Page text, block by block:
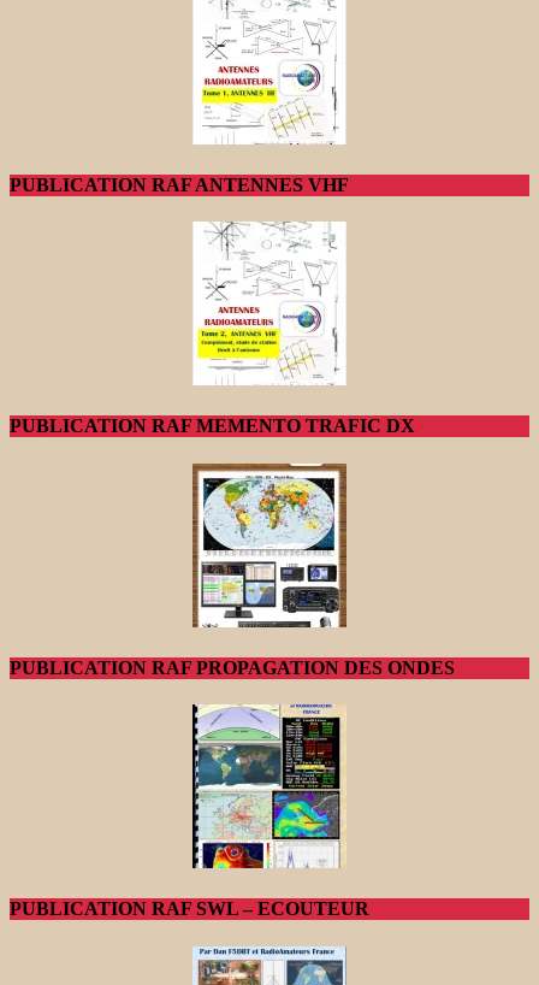
PUBLICATION RAF ANTENNES VHF
PUBLICATION RAF MEMENTO TRAFIC DX
PUBLICATION RAF PROPAGATION DES ONDES
PUBLICATION RAF SWL – ECOUTEUR